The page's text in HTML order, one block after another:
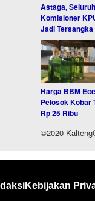
Astaga, Seluruh
Komisioner
Jadi Tersangka
Harga BBM
Pelosok Kobar
Rp 25 Ribu
©2020
Kebijakan